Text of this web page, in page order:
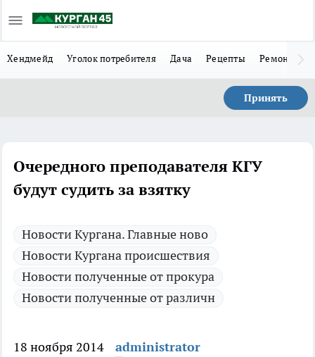
Хендмейд Уголок потребителя Дача Рецепты Ремонт
Принять
Очередного преподавателя КГУ
будут судить за взятку
Новости Кургана. Главные ново
Новости Кургана происшествия
Новости полученные от прокура
Новости полученные от различн
18 ноября 2014
administrator